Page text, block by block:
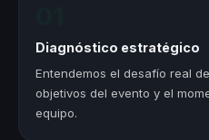
Diagnóstico estratégico
Entendemos el desafío real
objetivos del evento y el
equipo.